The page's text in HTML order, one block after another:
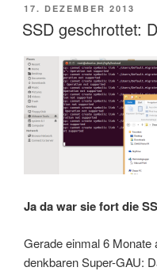
VERÖFFENTLICHT
AM
17. DEZEMBER 2013
SSD geschrottet:
Ja da war sie fort die
Gerade einmal 6
denkbaren Super-GAU: